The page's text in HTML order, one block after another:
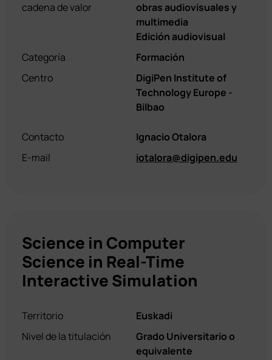
cadena de valor
obras audiovisuales y
multimedia
Edición audiovisual
Categoría
Formación
Centro
DigiPen Institute of
Technology Europe -
Bilbao
Contacto
Ignacio Otalora
E-mail
iotalora@digipen.edu
Science in Computer
Science in Real-Time
Interactive Simulation
Territorio
Euskadi
Nivel de la titulación
Grado Universitario o
equivalente